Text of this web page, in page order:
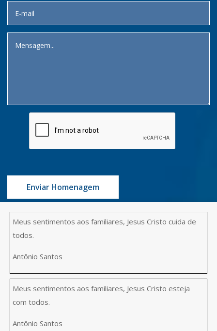
Enviar Homenagem
Meus sentimentos aos familiares, Jesus Cristo cuida de
todos.
Antônio Santos
Meus sentimentos aos familiares, Jesus Cristo esteja
com todos.
Antônio Santos